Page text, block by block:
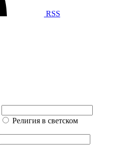
RSS
Религия в светском